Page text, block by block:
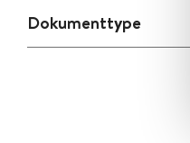
Dokumenttype